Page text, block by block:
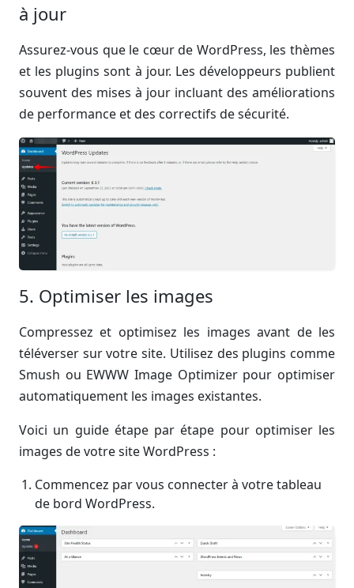
à jour
Assurez-vous que le cœur de WordPress, les thèmes
et les plugins sont à jour. Les développeurs publient
souvent des mises à jour incluant des améliorations
de performance et des correctifs de sécurité.
5. Optimiser les images
Compressez et optimisez les images avant de les
téléverser sur votre site. Utilisez des plugins comme
Smush ou EWWW Image Optimizer pour optimiser
automatiquement les images existantes.
Voici un guide étape par étape pour optimiser les
images de votre site WordPress :
Commencez par vous connecter à votre tableau
de bord WordPress.